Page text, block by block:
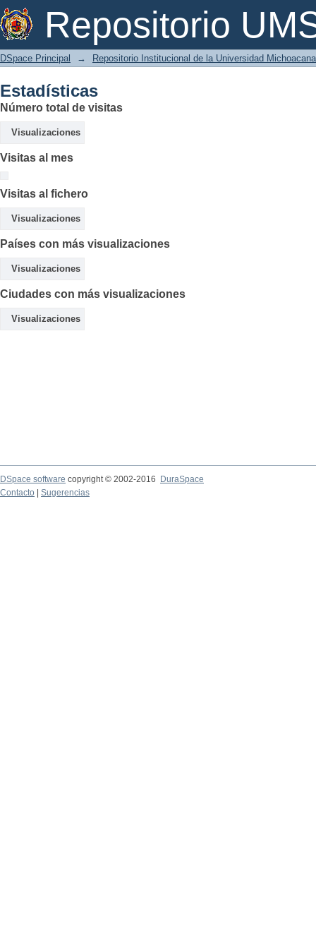
Repositorio
Estadísticas
DSpace Principal → Repositorio Institucional de la Universidad
Estadísticas
Número total de visitas
Visualizaciones
Visitas al mes
Visitas al fichero
Visualizaciones
Países con más visualizaciones
Visualizaciones
Ciudades con más visualizaciones
Visualizaciones
DSpace software copyright © 2002-2016
DuraSpace
Contacto
Sugerencias